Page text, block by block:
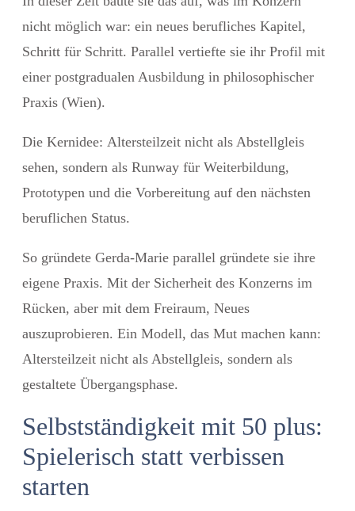
nicht möglich war: ein neues berufliches Kapitel,
Schritt für Schritt. Parallel vertiefte sie ihr Profil mit
einer postgradualen Ausbildung in philosophischer
Praxis (Wien).
Die Kernidee: Altersteilzeit nicht als Abstellgleis
sehen, sondern als Runway für Weiterbildung,
Prototypen und die Vorbereitung auf den nächsten
beruflichen Status.
So gründete Gerda-Marie parallel gründete sie ihre
eigene Praxis. Mit der Sicherheit des Konzerns im
Rücken, aber mit dem Freiraum, Neues
auszuprobieren. Ein Modell, das Mut machen kann:
Altersteilzeit nicht als Abstellgleis, sondern als
gestaltete Übergangsphase.
Selbstständigkeit mit 50 plus:
Spielerisch statt verbissen
starten